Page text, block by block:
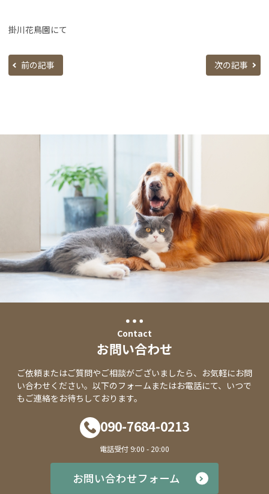
掛川花鳥園にて
前の記事 次の記事
Contact
お問い合わせ
ご依頼またはご質問やご相談がございましたら、お気軽にお問
い合わせください。以下のフォームまたはお電話にて、いつで
もご連絡をお待ちしております。
090-7684-0213
電話受付 9:00 - 20:00
お問い合わせフォーム